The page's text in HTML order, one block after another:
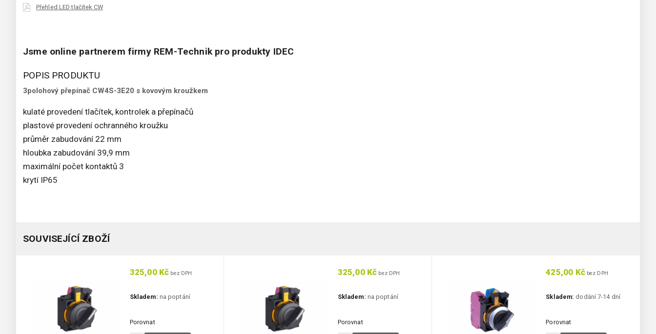
Přehled LED tlačítek CW
Jsme online partnerem firmy REM-Technik pro produkty IDEC
POPIS PRODUKTU
3polohový přepínač CW4S-3E20 s kovovým kroužkem
kulaté provedení tlačítek, kontrolek a přepínačů
plastové provedení ochranného kroužku
průměr zabudování 22 mm
hloubka zabudování 39,9 mm
maximální počet kontaktů 3
krytí IP65
SOUVISEJÍCÍ ZBOŽÍ
325,00 Kč bez DPH
Skladem: na poptání
Porovnat
325,00 Kč bez DPH
Skladem: na poptání
Porovnat
425,00 Kčbez DPH
Skladem: dodání 7-14 dní
Porovnat